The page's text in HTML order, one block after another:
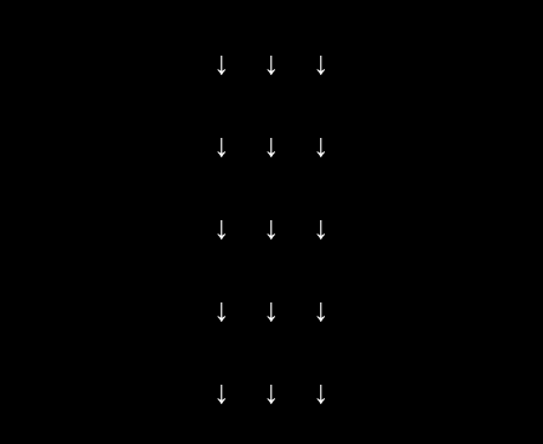
↓ ↓ ↓
↓ ↓ ↓
↓ ↓ ↓
↓ ↓ ↓
↓ ↓ ↓